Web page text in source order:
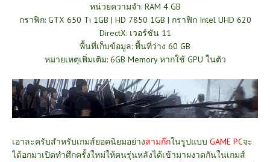
หน่วยความจำ: RAM 4 GB
กราฟิก: GTX 650 Ti 1GB | HD 7850 1GB | กราฟิก Intel UHD 620
DirectX: เวอร์ชัน 11
พื้นที่เก็บข้อมูล: พื้นที่ว่าง 60 GB
หมายเหตุเพิ่มเติม: 6GB Memory หากใช้ GPU ในตัว
เอาละครับสำหรับเกมส์ยอดนิยมอย่างสามก๊กในรูปแบบ GAME PCจะ
ได้อกมาเปิดทำศึกครั้งใหม่ให้คนรุ่นหลังได้เข้ามาผงาดกันในเกมส์